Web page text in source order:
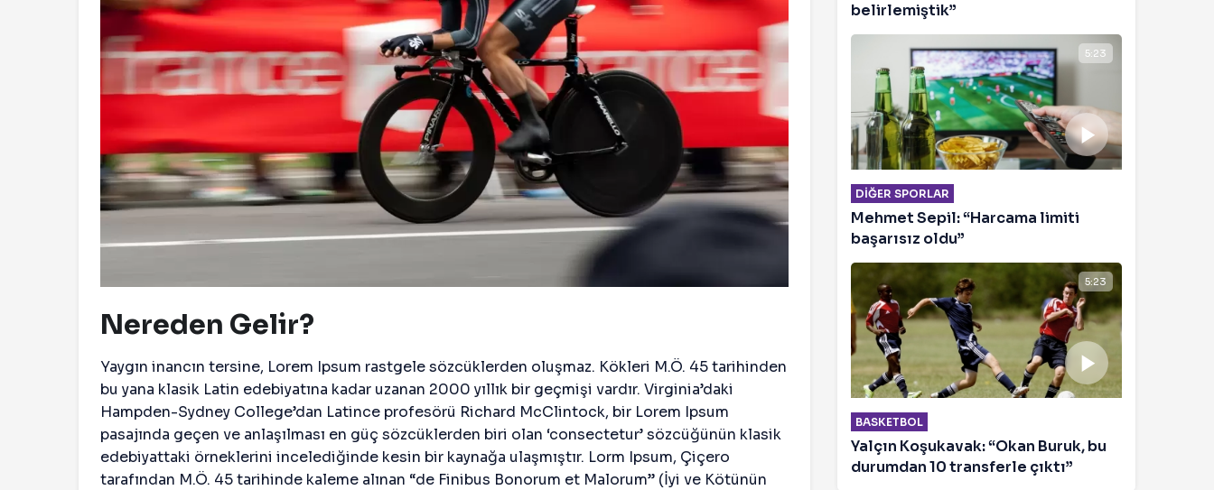
Nereden Gelir?
Yaygın inancın tersine, Lorem Ipsum rastgele sözcüklerden oluşmaz. Kökleri M.Ö. 45 tarihinden
bu yana klasik Latin edebiyatına kadar uzanan 2000 yıllık bir geçmişi vardır. Virginia’daki
Hampden-Sydney College’dan Latince profesörü Richard McClintock, bir Lorem Ipsum
pasajında geçen ve anlaşılması en güç sözcüklerden biri olan ‘consectetur’ sözcüğünün klasik
edebiyattaki örneklerini incelediğinde kesin bir kaynağa ulaşmıştır. Lorm Ipsum, Çiçero
tarafından M.Ö. 45 tarihinde kaleme alınan “de Finibus Bonorum et Malorum” (İyi ve Kötünün
belirlemiştik”
5:23
DIĞER SPORLAR
Mehmet Sepil: “Harcama limiti
başarısız oldu”
5:23
BASKETBOL
Yalçın Koşukavak: “Okan Buruk, bu
durumdan 10 transferle çıktı”